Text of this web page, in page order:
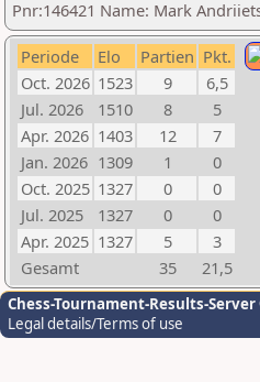
Pnr:146421 Name: Mark
Periode Elo Partien Pkt.
Oct. 2026 1523 9
6,5
Jul. 2026
1510 8
5
Apr. 2026 1403 12
7
Jan. 2026 1309 1
0
Oct. 2025 1327 0
0
Jul. 2025
1327 0
0
Apr. 2025 1327 5
3
Gesamt
35 21,5
Chess-Tournament-Results-Server
Legal details/Terms of use